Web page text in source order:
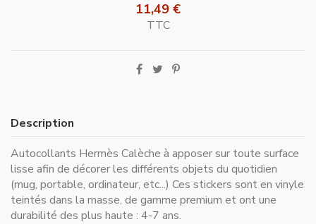
11,49 €
TTC
Description
Autocollants Hermès Calèche à apposer sur toute surface
lisse afin de décorer les différents objets du quotidien
(mug, portable, ordinateur, etc...) Ces stickers sont en vinyle
teintés dans la masse, de gamme premium et ont une
durabilité des plus haute : 4-7 ans.